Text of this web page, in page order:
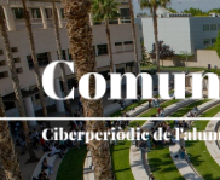
Saltar
al
contenido